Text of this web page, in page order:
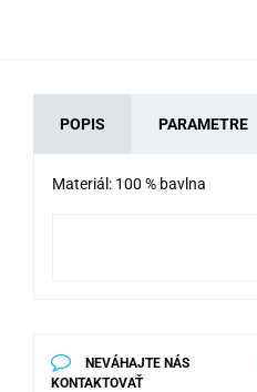
POPIS PARAMETRE
Materiál: 100 % bavlna
NEVÁHAJTE NÁS
KONTAKTOVAŤ